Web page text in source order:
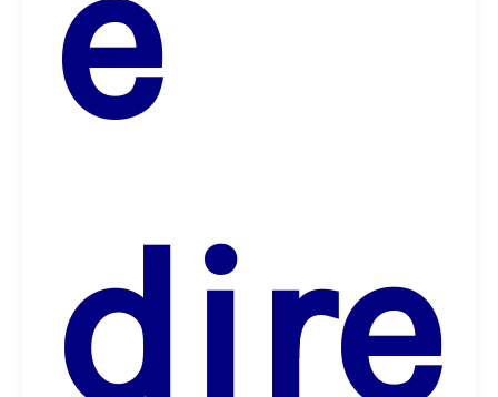
dire